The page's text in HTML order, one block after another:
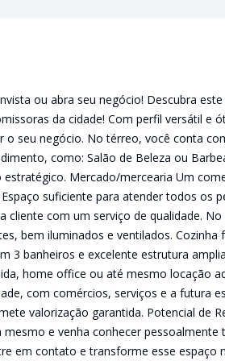
ou abra seu negócio! Descubra
da cidade! Com perfil versátil e
seu negócio. No térreo, você conta
como: Salão de Beleza ou
Mercado/mercearia Um
suficiente para atender todos os
cliente com um serviço de qualidade.
bem iluminados e ventilados. Cozinha
3 banheiros e excelente estrutura
home office ou até mesmo locação
com comércios, serviços e a futura
valorização garantida. Potencial de
e venha conhecer
em contato e transforme esse espaço